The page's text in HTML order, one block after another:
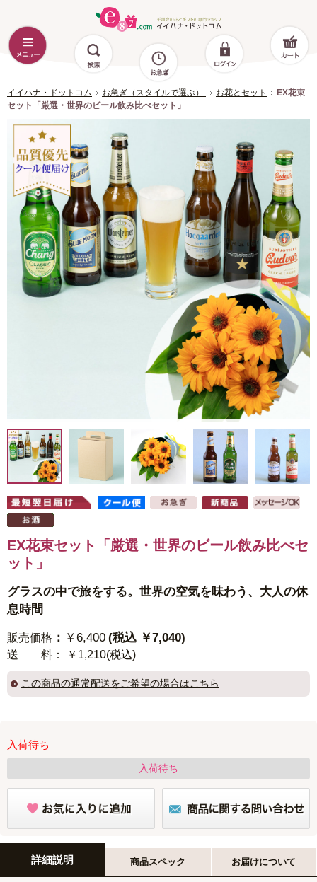
イイハナ・ドットコム お急ぎ（スタイルで選ぶ） お花とセット
EX花束
セット「厳選・世界のビール飲み比べセット」
EX花束セット「厳選・世界のビール飲み比べセ
ット」
グラスの中で旅をする。世界の空気を味わう、大人の休
息時間
販売価格 ： ￥6,400 (税込 ￥7,040)
送 料 ： ￥1,210(税込)
この商品の通常配送をご希望の場合はこちら
入荷待ち
入荷待ち
詳細説明 商品スペック お届けについて